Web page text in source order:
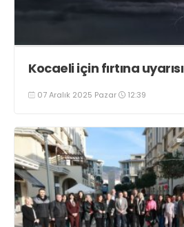
Kocaeli için fırtına uyarısı
07 Aralık 2025 Pazar 12:39